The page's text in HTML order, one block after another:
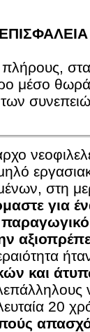
μέσο
των
στη
για
και
20